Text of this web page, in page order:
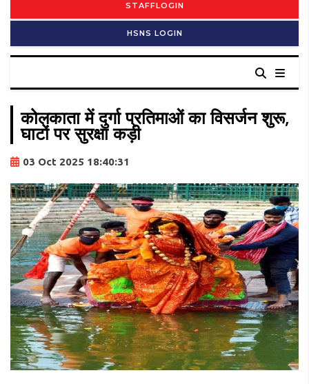
STAFFLOGIN
HSNS LOGIN
कोलकाता में दुर्गा प्रतिमाओं का विसर्जन शुरू,
घाटों पर सुरक्षा कड़ी
03 Oct 2025 18:40:31